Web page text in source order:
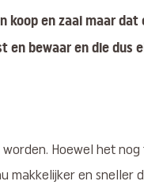
koop en zaai maar dat
bewaar en die dus
Hoewel het nog
makkelijker en sneller